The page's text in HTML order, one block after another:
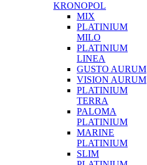
KRONOPOL
MIX
PLATINIUM
MILO
PLATINIUM
LINEA
GUSTO AURUM
VISION AURUM
PLATINIUM
TERRA
PALOMA
PLATINIUM
MARINE
PLATINIUM
SLIM